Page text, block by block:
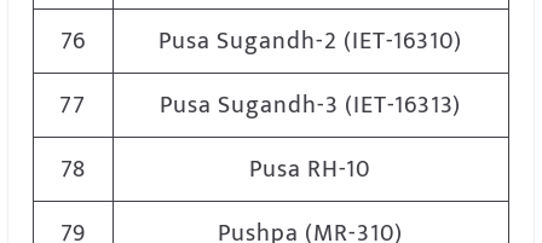
76
Pusa Sugandh-2 (IET-16310)
77
Pusa Sugandh-3 (IET-16313)
78
Pusa RH-10
79
Pushpa (MR-310)